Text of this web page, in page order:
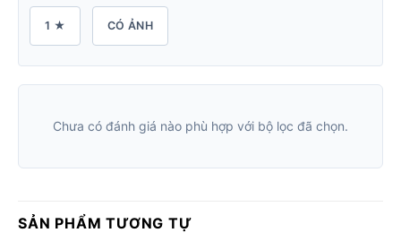
1 ★ CÓ ẢNH
Chưa có đánh giá nào phù hợp với bộ lọc đã chọn.
SẢN PHẨM TƯƠNG TỰ